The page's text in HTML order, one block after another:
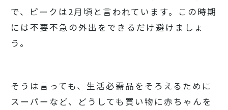
で、ピークは2月頃と言われています。この時期
には不要不急の外出をできるだけ避けましょ
う。
そうは言っても、生活必需品をそろえるために
スーパーなど、どうしても買い物に赤ちゃんを